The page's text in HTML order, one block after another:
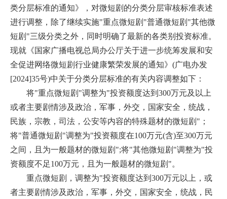
类分层标准的通知》，对微短剧的分类分层审核标准表述
进行调整，除了继续实施"重点微短剧"普通微短剧"其他微
短剧"三级分类之外，同时明确了最新的各类别投资标准。
现就《国家广播电视总局办公厅关于进一步统筹发展和安
全促进网络微短剧行业健康繁荣发展的通知》(广电办发
[2024]35号)中关于分类分层标准的有关内容调整如下：
将"重点微短剧"调整为"投资额度达到300万元及以上
或者主要剧情涉及政治，军事，外交，国家安全，统战，
民族，宗教，司法，公安等内容的特殊题材的微短剧"；
将"普通微短剧"调整为"投资额度在100万元(含)至300万元
之间，且为一般题材的微短剧";将"其他微短剧"调整为"投
资额度不足100万元，且为一般题材的微短剧"。
重点微短剧，调整为"投资额度达到300万元以上，或
者主要剧情涉及政治，军事，外交，国家安全，统战，民